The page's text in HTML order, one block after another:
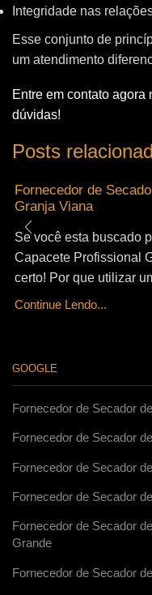
Integridade nas
Esse conjunto de
um atendimento
Entre em contato agora
dúvidas!
Posts
Fornecedor de
Granja Viana
Se você esta buscado
Capacete Profissional
certo! Por que utilizar
Continue Lendo...
GOOGLE
Fornecedor de Secador
Fornecedor de Secador
Fornecedor de Secador
Fornecedor de Secador
Fornecedor de Secador
Grande
Fornecedor de Secador